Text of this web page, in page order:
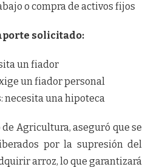
o compra de activos fijos
solicitado:
un fiador
un fiador personal
necesita una hipoteca
Agricultura, aseguró que se
por la supresión del
arroz, lo que garantizará